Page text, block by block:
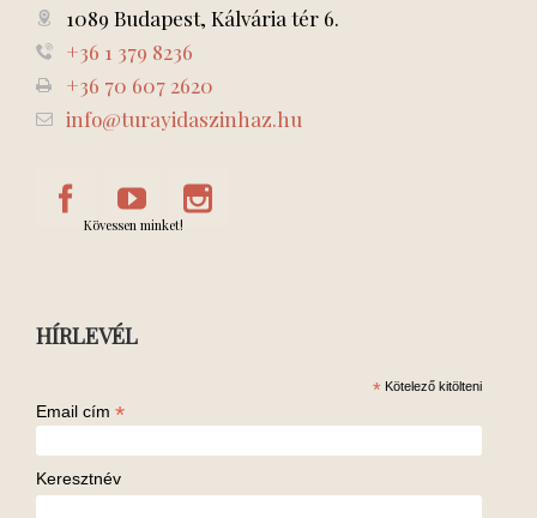
1089 Budapest, Kálvária tér 6.
+36 1 379 8236
+36 70 607 2620
info@turayidaszinhaz.hu
Kövessen minket!
HÍRLEVÉL
* Kötelező kitölteni
Email cím *
Keresztnév